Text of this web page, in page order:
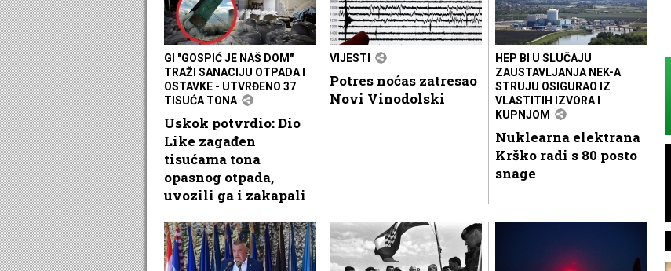
GI "GOSPIĆ JE NAŠ DOM"
TRAŽI SANACIJU OTPADA I
OSTAVKE - UTVRĐENO 37
TISUĆA TONA
Uskok potvrdio: Dio
Like zagađen
tisućama tona
opasnog otpada,
uvozili ga i zakapali
VIJESTI
Potres noćas zatresao
Novi Vinodolski
HEP BI U SLUČAJU
ZAUSTAVLJANJA NEK-A
STRUJU OSIGURAO IZ
VLASTITIH IZVORA I
KUPNJOM
Nuklearna elektrana
Krško radi s 80 posto
snage